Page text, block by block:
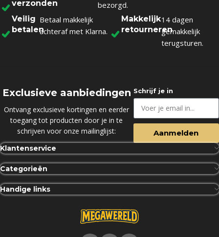
verzonden
bezorgd.
Veilig
betalen
Betaal makkelijk
achteraf met Klarna.
Makkelijk
retourneren
14 dagen
gemakkelijk
terugsturen.
Exclusieve aanbiedingen
Ontvang exclusieve kortingen en eerder
toegang tot producten door je in te
schrijven voor onze mailinglijst:
Schrijf je in
Aanmelden
Klantenservice
Categorieën
Handige links